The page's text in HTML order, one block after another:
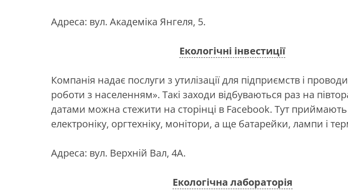
Адреса: вул. Академіка Янгеля, 5.
Екологічні інвестиції
Компанія надає послуги з утилізації для підприємств і
роботи з населенням». Такі заходи відбуваються раз на
датами можна стежити на сторінці в Facebook. Тут приймають
електроніку, оргтехніку, монітори, а ще батарейки, лампи і
Адреса: вул. Верхній Вал, 4А.
Екологічна лабораторія